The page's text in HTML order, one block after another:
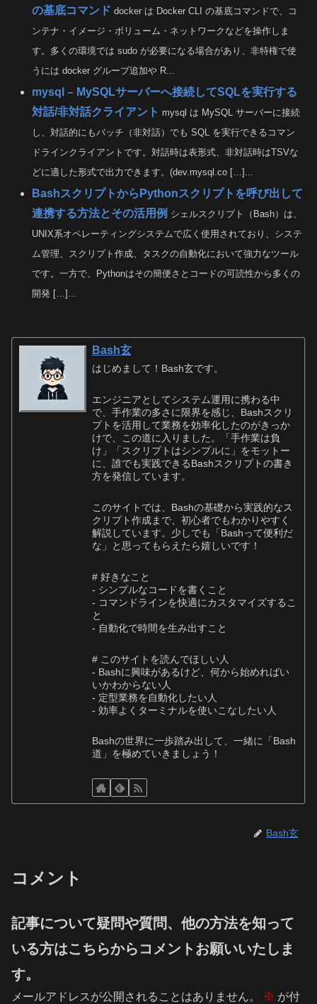
の基底コマンド docker は Docker CLI の基底コマンドで、コ
ンテナ・イメージ・ボリューム・ネットワークなどを操作しま
す。多くの環境では sudo が必要になる場合があり、非特権で使
うには docker グループ追加や R...
mysql – MySQLサーバーへ接続してSQLを実行する
対話/非対話クライアント mysql は MySQL サーバーに接続
し、対話的にもバッチ（非対話）でも SQL を実行できるコマン
ドラインクライアントです。対話時は表形式、非対話時はTSVな
どに適した形式で出力できます。(dev.mysql.co […]...
BashスクリプトからPythonスクリプトを呼び出して
連携する方法とその活用例 シェルスクリプト（Bash）は、
UNIX系オペレーティングシステムで広く使用されており、システ
ム管理、スクリプト作成、タスクの自動化において強力なツール
です。一方で、Pythonはその簡便さとコードの可読性から多くの
開発 […]...
Bash玄
はじめまして！Bash玄です。
エンジニアとしてシステム運用に携わる中
で、手作業の多さに限界を感じ、Bashスクリ
プトを活用して業務を効率化したのがきっか
けで、この道に入りました。「手作業は負
け」「スクリプトはシンプルに」をモットー
に、誰でも実践できるBashスクリプトの書き
方を発信しています。
このサイトでは、Bashの基礎から実践的なス
クリプト作成まで、初心者でもわかりやすく
解説しています。少しでも「Bashって便利だ
な」と思ってもらえたら嬉しいです！
# 好きなこと
- シンプルなコードを書くこと
- コマンドラインを快適にカスタマイズするこ
と
- 自動化で時間を生み出すこと
# このサイトを読んでほしい人
- Bashに興味があるけど、何から始めればい
いかわからない人
- 定型業務を自動化したい人
- 効率よくターミナルを使いこなしたい人
Bashの世界に一歩踏み出して、一緒に「Bash
道」を極めていきましょう！
Bash玄
コメント
記事について疑問や質問、他の方法を知って
いる方はこちらからコメントお願いいたしま
す。
メールアドレスが公開されることはありません。 ※ が付